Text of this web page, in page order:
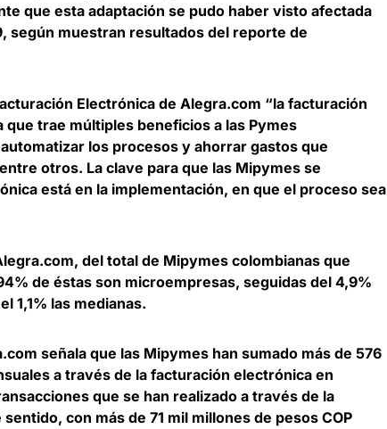
que esta adaptación se pudo haber visto afectada
según muestran resultados del reporte de
Electrónica de Alegra.com “la facturación
trae múltiples beneficios a las Pymes
los procesos y ahorrar gastos que
otros. La clave para que las Mipymes se
está en la implementación, en que el proceso sea
del total de Mipymes colombianas que
de éstas son microempresas, seguidas del 4,9%
1,1% las medianas.
señala que las Mipymes han sumado más de 576
a través de la facturación electrónica en
que se han realizado a través de la
con más de 71 mil millones de pesos COP